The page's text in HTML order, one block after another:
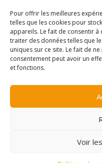
Pour offrir les meilleures
telles que les cookies pour
appareils. Le fait de consentir
traiter des données telles que
uniques sur ce site. Le fait de
consentement peut avoir un
et fonctions.
Voir
Depuis le 7 juillet 2023,
aux exigences du
Qualité des organismes
Code du travail. La
Datadock et conforme aux
2026 A.M.I,